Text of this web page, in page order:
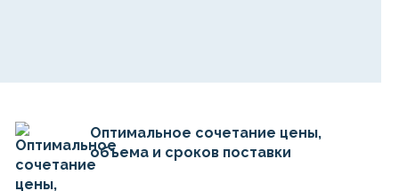
Оптимальное сочетание цены,
объема и сроков поставки